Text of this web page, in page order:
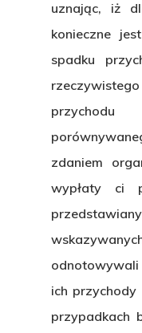
uznając, iż
konieczne
spadku
zdaniem
wypłaty ci
ich przychody
przypadkach